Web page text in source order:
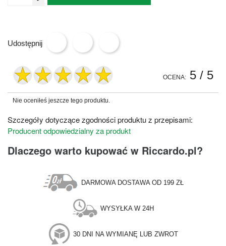
Udostępnij
OCENA: 5 / 5
Nie oceniłeś jeszcze tego produktu.
Szczegóły dotyczące zgodności produktu z przepisami:
Producent odpowiedzialny za produkt
Dlaczego warto kupować w Riccardo.pl?
DARMOWA DOSTAWA OD 199 ZŁ
WYSYŁKA W 24H
30 DNI NA WYMIANĘ LUB ZWROT